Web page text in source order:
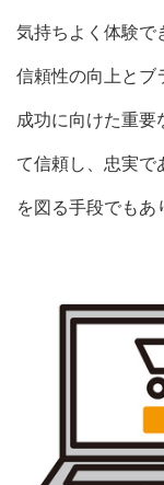
気持ちよく体験で
信頼性の向上とブ
成功に向けた重要
て信頼し、忠実で
を図る手段でもあ